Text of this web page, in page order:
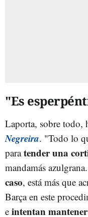
"Es
Laporta, sobre todo,
Negreira. "Todo lo
paratender una
mandamás
caso, está más que
Barça en este
e intentan